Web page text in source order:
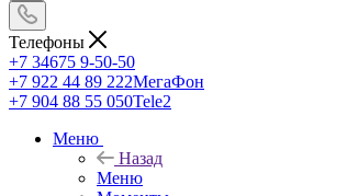
Телефоны
+7 34675 9-50-50
+7 922 44 89 222МегаФон
+7 904 88 55 050Tele2
Меню
Назад
Меню